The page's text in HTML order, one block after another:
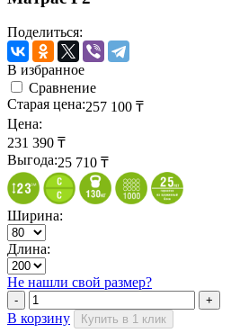
Поделиться:
В избранное
Сравнение
Старая цена:257 100 ₸
Цена:
231 390 ₸
Выгода:25 710 ₸
Ширина:
Длина:
Не нашли свой размер?
В корзину Купить в 1 клик